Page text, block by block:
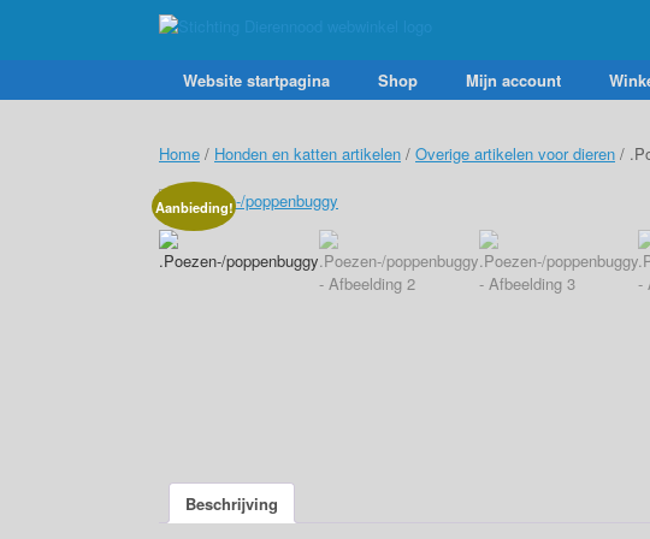
Website startpagina Shop Mijn account
Home / Honden en katten artikelen / Overige artikelen voor dieren /
Aanbieding!
Beschrijving